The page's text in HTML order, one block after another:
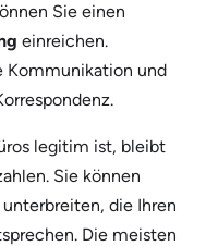
Sie einen
einreichen.
Kommunikation und
legitim ist, bleibt
Sie können
die Ihren
Die meisten